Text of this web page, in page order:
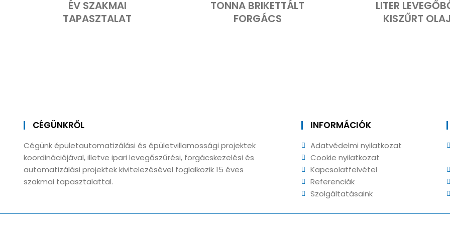
ÉV SZAKMAI
TAPASZTALAT
TONNA BRIKETTÁLT
FORGÁCS
LITER
KISZŰRT OLAJ
CÉGÜNKRŐL
Cégünk épületautomatizálási és épületvillamossági projektek
koordinációjával, illetve ipari levegőszűrési, forgácskezelési és
automatizálási projektek kivitelezésével foglalkozik 15 éves
szakmai tapasztalattal.
INFORMÁCIÓK
Adatvédelmi nyilatkozat
Cookie nyilatkozat
Kapcsolatfelvétel
Referenciák
Szolgáltatásaink